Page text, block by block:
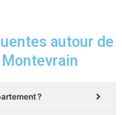
autour de
?